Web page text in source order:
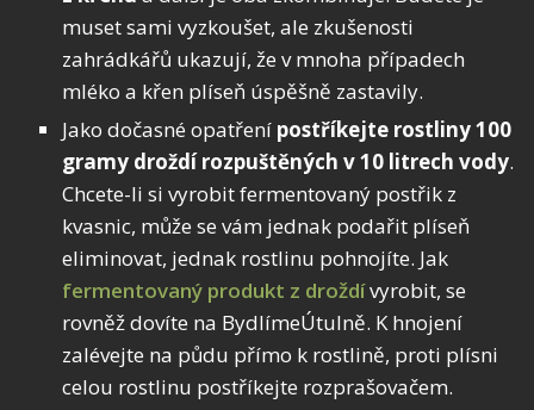
muset sami vyzkoušet, ale zkušenosti
zahrádkářů ukazují, že v mnoha případech
mléko a křen plíseň úspěšně zastavily.
Jako dočasné opatření postříkejte rostliny 100
gramy droždí rozpuštěných v 10 litrech vody.
Chcete-li si vyrobit fermentovaný postřik z
kvasnic, může se vám jednak podařit plíseň
eliminovat, jednak rostlinu pohnojíte. Jak
fermentovaný produkt z droždívyrobit, se
rovněž dovíte na BydlímeÚtulně. K hnojení
zalévejte na půdu přímo k rostlině, proti plísni
celou rostlinu postříkejte rozprašovačem.